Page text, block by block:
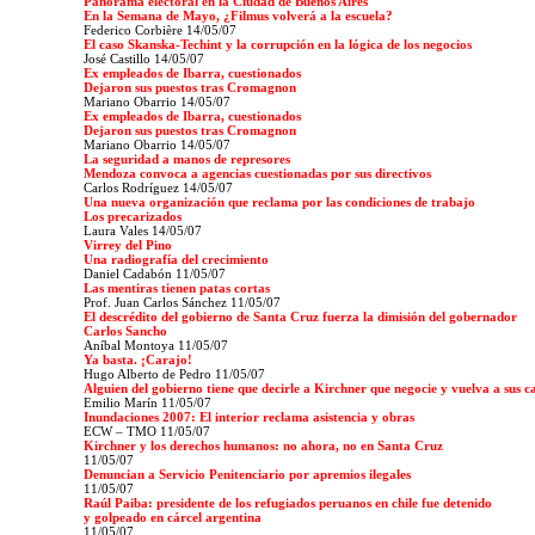
En la Semana de Mayo, ¿Filmus volverá a la escuela?
Federico Corbière 14/05/07
El caso Skanska-Techint y la corrupción en la lógica de los negocios
José Castillo 14/05/07
Ex empleados de Ibarra, cuestionados
Dejaron sus puestos tras Cromagnon
Mariano Obarrio 14/05/07
Ex empleados de Ibarra, cuestionados
Dejaron sus puestos tras Cromagnon
Mariano Obarrio 14/05/07
La seguridad a manos de represores
Mendoza convoca a agencias cuestionadas por sus directivos
Carlos Rodríguez 14/05/07
Una nueva organización que reclama por las condiciones de trabajo
Los precarizados
Laura Vales 14/05/07
Virrey del Pino
Una radiografía del crecimiento
Daniel Cadabón 11/05/07
Las mentiras tienen patas cortas
Prof. Juan Carlos Sánchez 11/05/07
El descrédito del gobierno de Santa Cruz fuerza la dimisión del gobernador
Carlos Sancho
Aníbal Montoya 11/05/07
Ya basta. ¡Carajo!
Hugo Alberto de Pedro 11/05/07
Alguien del gobierno tiene que decirle a Kirchner que negocie y vuelva a sus
Emilio Marín 11/05/07
Inundaciones 2007: El interior reclama asistencia y obras
ECW – TMO 11/05/07
Kirchner y los derechos humanos: no ahora, no en Santa Cruz
11/05/07
Denuncian a Servicio Penitenciario por apremios ilegales
11/05/07
Raúl Paiba: presidente de los refugiados peruanos en chile fue detenido
y golpeado en cárcel argentina
11/05/07